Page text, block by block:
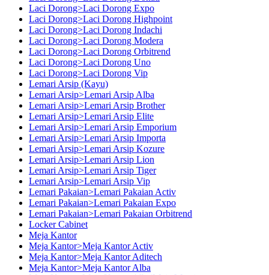
Laci Dorong>Laci Dorong Expo
Laci Dorong>Laci Dorong Highpoint
Laci Dorong>Laci Dorong Indachi
Laci Dorong>Laci Dorong Modera
Laci Dorong>Laci Dorong Orbitrend
Laci Dorong>Laci Dorong Uno
Laci Dorong>Laci Dorong Vip
Lemari Arsip (Kayu)
Lemari Arsip>Lemari Arsip Alba
Lemari Arsip>Lemari Arsip Brother
Lemari Arsip>Lemari Arsip Elite
Lemari Arsip>Lemari Arsip Emporium
Lemari Arsip>Lemari Arsip Importa
Lemari Arsip>Lemari Arsip Kozure
Lemari Arsip>Lemari Arsip Lion
Lemari Arsip>Lemari Arsip Tiger
Lemari Arsip>Lemari Arsip Vip
Lemari Pakaian>Lemari Pakaian Activ
Lemari Pakaian>Lemari Pakaian Expo
Lemari Pakaian>Lemari Pakaian Orbitrend
Locker Cabinet
Meja Kantor
Meja Kantor>Meja Kantor Activ
Meja Kantor>Meja Kantor Aditech
Meja Kantor>Meja Kantor Alba